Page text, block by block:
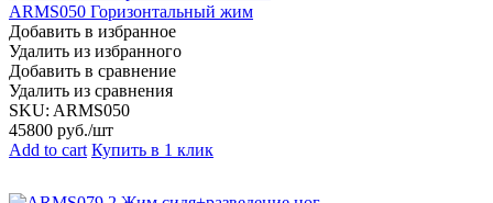
ARMS050 Горизонтальный жим
Добавить в избранное
Удалить из избранного
Добавить в сравнение
Удалить из сравнения
SKU: ARMS050
45800 руб./шт
Add to cart Купить в 1 клик